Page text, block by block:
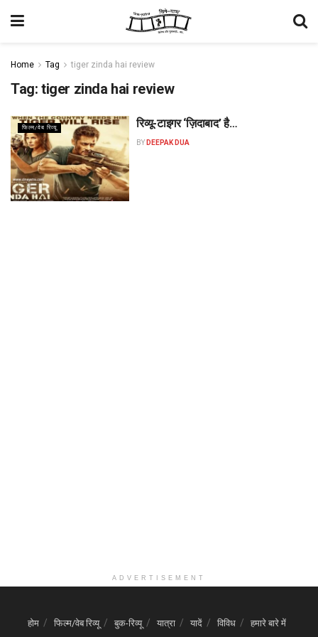
Home Tag tiger zinda hai review
Tag: tiger zinda hai review
फिल्म/वेब रिव्यू रिव्यू-टाइगर ‘ज़िदाबाद’ है…
BY DEEPAK DUA
ADVERTISEMENT
होम फिल्म/वेब रिव्यू बुक-रिव्यू यात्रा यादें विविध हमारे बारे में